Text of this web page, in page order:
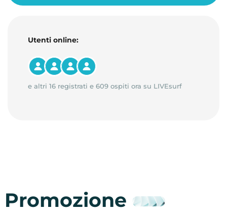
Utenti online:
e altri 16 registrati e 609 ospiti ora su LIVEsurf
Promozione